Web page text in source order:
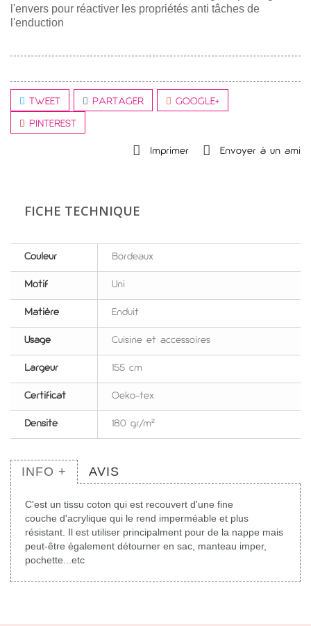
l'envers pour réactiver les propriétés anti tâches de
l'enduction
TWEET PARTAGER GOOGLE+
PINTEREST
Envoyer à un ami
Imprimer
FICHE TECHNIQUE
Couleur Bordeaux
Motif Uni
Matière Enduit
Usage Cuisine et accessoires
Largeur 155 cm
Certificat Oeko-tex
Densité 180 gr/m²
INFO + AVIS
C'est un tissu coton qui est recouvert d'une fine
couche d'acrylique qui le rend imperméable et plus
résistant. Il est utiliser principalment pour de la nappe mais
peut-être également détourner en sac, manteau imper,
pochette...etc